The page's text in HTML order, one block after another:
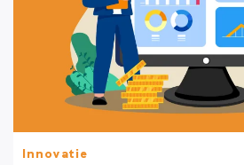
Innovatie